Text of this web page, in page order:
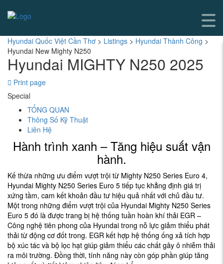
Hyundai Quốc Việt Cần Thơ > Listings > Hyundai Thành Công >
Hyundai New Mighty N250
Hyundai MIGHTY N250 2025
Print page
Special
TỔNG QUAN
Thông Số Kỹ Thuật
Liên Hệ
Hành trình xanh – Tăng hiệu suất vận
hành.
Kế thừa những ưu điểm vượt trội từ Mighty N250 Series Euro 4,
Hyundai Mighty N250 Series Euro 5 tiếp tục khẳng định giá trị
xứng tầm, cam kết khoản đầu tư hiệu quả nhất với chủ đầu tư.
Một trong những điểm vượt trội của Hyundai Mighty N250 Series
Euro 5 đó là được trang bị hệ thống tuần hoàn khí thải EGR –
Công nghệ tiên phong của Hyundai trong nỗ lực giảm thiểu phát
thải từ động cơ đốt trong. EGR kết hợp hệ thống ống xả tích hợp
bộ xúc tác và bộ lọc hạt giúp giảm thiểu các chất gây ô nhiễm thải
ra môi trường. Đồng thời, tính năng này còn góp phần giúp tăng